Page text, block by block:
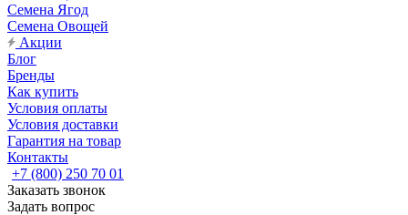
Семена Ягод
Семена Овощей
Акции
Блог
Бренды
Как купить
Условия оплаты
Условия доставки
Гарантия на товар
Контакты
+7 (800) 250 70 01
Заказать звонок
Задать вопрос